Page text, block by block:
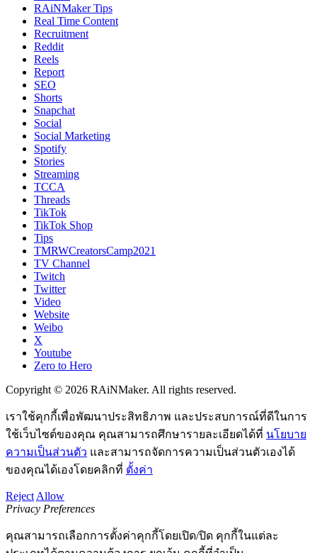
RAiNMaker Tips
Real Time Content
Recruitment
Reddit
Reels
Report
SEO
Shorts
Snapchat
Social
Social Marketing
Spotify
Stories
Streaming
TCCA
Threads
TikTok
TikTok Shop
Tips
TMRWCreatorsCamp2021
TV Channel
Twitch
Twitter
Video
Website
Weibo
X
Youtube
Zero to Hero
Copyright © 2026 RAiNMaker. All rights reserved.
เราใช้คุกกี้เพื่อพัฒนาประสิทธิภาพ และประสบการณ์ที่ดีในการ
ใช้เว็บไซต์ของคุณ คุณสามารถศึกษารายละเอียดได้ที่ นโยบาย
ความเป็นส่วนตัว และสามารถจัดการความเป็นส่วนตัวเองได้
ของคุณได้เองโดยคลิกที่ ตั้งค่า
Reject Allow
Privacy Preferences
คุณสามารถเลือกการตั้งค่าคุกกี้โดยเปิด/ปิด คุกกี้ในแต่ละ